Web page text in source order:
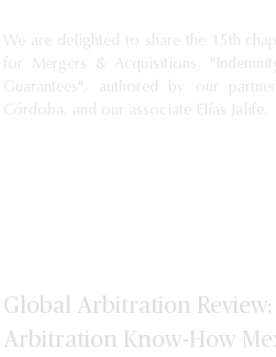
We are delighted to share the 15th
for Mergers & Acquisitions,
Guarantees", authored by our
Córdoba, and our associate Elías Jalife.
Global Arbitration
Arbitration Know-How